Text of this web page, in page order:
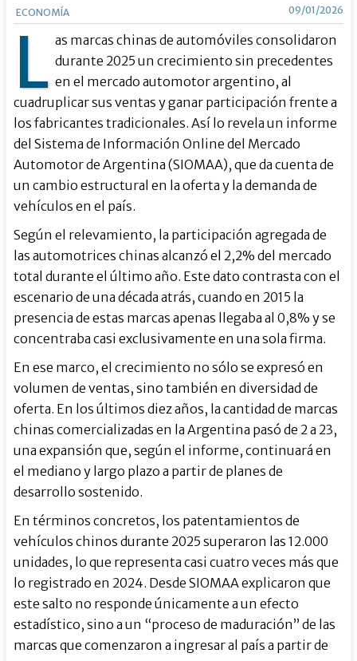
ECONOMÍA 09/01/2026
L as marcas chinas de automóviles consolidaron
durante 2025 un crecimiento sin precedentes
en el mercado automotor argentino, al
cuadruplicar sus ventas y ganar participación frente a
los fabricantes tradicionales. Así lo revela un informe
del Sistema de Información Online del Mercado
Automotor de Argentina (SIOMAA), que da cuenta de
un cambio estructural en la oferta y la demanda de
vehículos en el país.
Según el relevamiento, la participación agregada de
las automotrices chinas alcanzó el 2,2% del mercado
total durante el último año. Este dato contrasta con el
escenario de una década atrás, cuando en 2015 la
presencia de estas marcas apenas llegaba al 0,8% y se
concentraba casi exclusivamente en una sola firma.
En ese marco, el crecimiento no sólo se expresó en
volumen de ventas, sino también en diversidad de
oferta. En los últimos diez años, la cantidad de marcas
chinas comercializadas en la Argentina pasó de 2 a 23,
una expansión que, según el informe, continuará en
el mediano y largo plazo a partir de planes de
desarrollo sostenido.
En términos concretos, los patentamientos de
vehículos chinos durante 2025 superaron las 12.000
unidades, lo que representa casi cuatro veces más que
lo registrado en 2024. Desde SIOMAA explicaron que
este salto no responde únicamente a un efecto
estadístico, sino a un “proceso de maduración” de las
marcas que comenzaron a ingresar al país a partir de